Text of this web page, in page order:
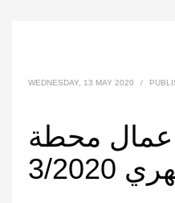
WEDNESDAY, 13 MAY 2020 /
محطة
2020